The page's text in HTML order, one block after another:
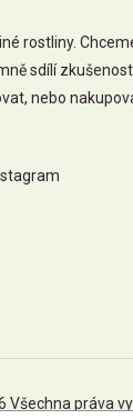
rostliny.
sdílí
nebo
Všechna práva